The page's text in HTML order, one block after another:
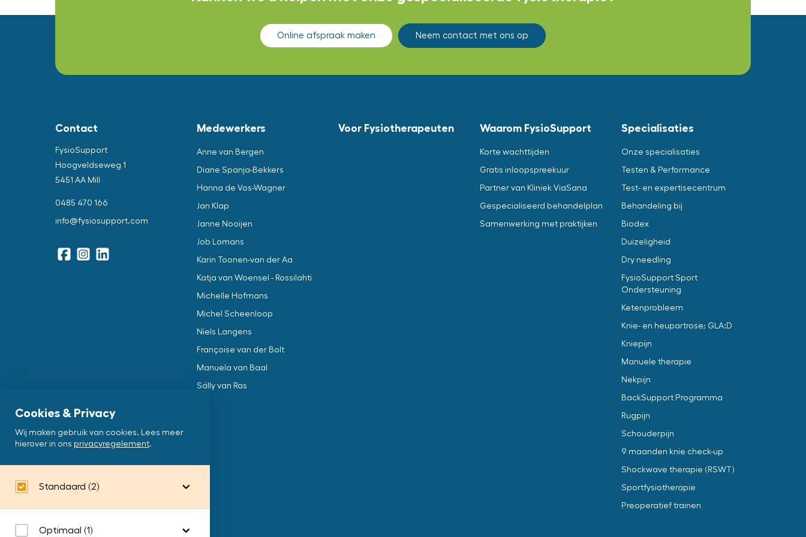
Online afspraak maken Neem contact met ons op
Contact
FysioSupport
Hoogveldseweg 1
5451 AA Mill
0485 470 166
info@fysiosupport.com
Medewerkers
Anne van Bergen
Diane Spanja-Bekkers
Hanna de Vos-Wagner
Jan Klap
Janne Nooijen
Job Lomans
Karin Toonen-van der Aa
Katja van Woensel - Rossilahti
Michelle Hofmans
Michel Scheenloop
Niels Langens
Françoise van der Bolt
Manuela van Baal
Sälly van Ras
Voor Fysiotherapeuten Waarom FysioSupport
Korte wachttijden
Gratis inloopspreekuur
Partner van Kliniek ViaSana
Gespecialiseerd behandelplan
Samenwerking met praktijken
Specialisaties
Onze specialisaties
Testen & Performance
Test- en expertisecentrum
Behandeling bij
Biodex
Duizeligheid
Dry needling
FysioSupport Sport
Ondersteuning
Ketenprobleem
Knie- en heupartrose; GLA:D
Kniepijn
Manuele therapie
Nekpijn
BackSupport Programma
Rugpijn
Schouderpijn
9 maanden knie check-up
Shockwave therapie (RSWT)
Sportfysiotherapie
Preoperatief trainen
Cookies & Privacy
Wij maken gebruik van cookies. Lees meer
hierover in ons privacyregelement.
Standaard (2)
Google Analytics
Optimaal (1)